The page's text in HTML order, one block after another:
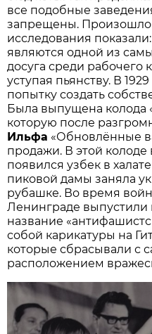
все подобные
запрещены. Произошло
исследования
являются одной из
досуга среди рабочего
уступая пьянству. В
попытку создать
Была выпущена колода
которую после
Ильфа «Обновлённые
продажи. В этой колоде
появился узбек в
пиковой дамы заняла
рубашке. Во время
Ленинграде выпустили
название
собой карикатуры на
которые сбрасывали с
расположением